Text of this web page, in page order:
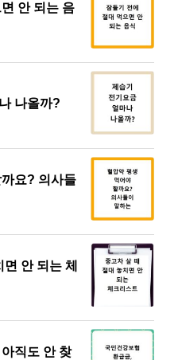
안 되는 음
나올까?
요? 의사들
안 되는 체
직도 안 찾